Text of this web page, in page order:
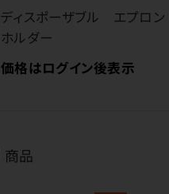
ディスポーザブル エプロン
ホルダー
価格はログイン後表示
商品